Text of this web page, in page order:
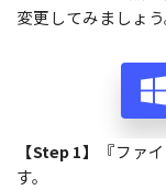
変更してみましょう
【Step 1】
『ファ
す。